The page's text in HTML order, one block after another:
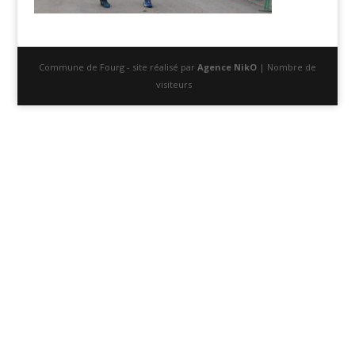
Commune de Fourg - site réalisé par Agence NikO| Nombre de
visiteurs